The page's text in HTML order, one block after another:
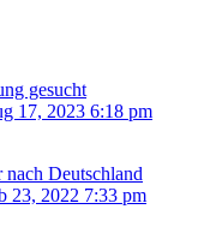
gesucht
17, 2023 6:18 pm
nach Deutschland
23, 2022 7:33 pm